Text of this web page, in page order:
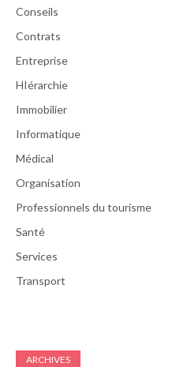
Conseils
Contrats
Entreprise
HIérarchie
Immobilier
Informatique
Médical
Organisation
Professionnels du tourisme
Santé
Services
Transport
ARCHIVES